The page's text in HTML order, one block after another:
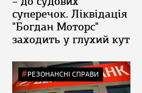
суперечок. Ліквідація
"Богдан Моторс"
заходить у глухий кут
РЕЗОНАНСНІ СПРАВИ